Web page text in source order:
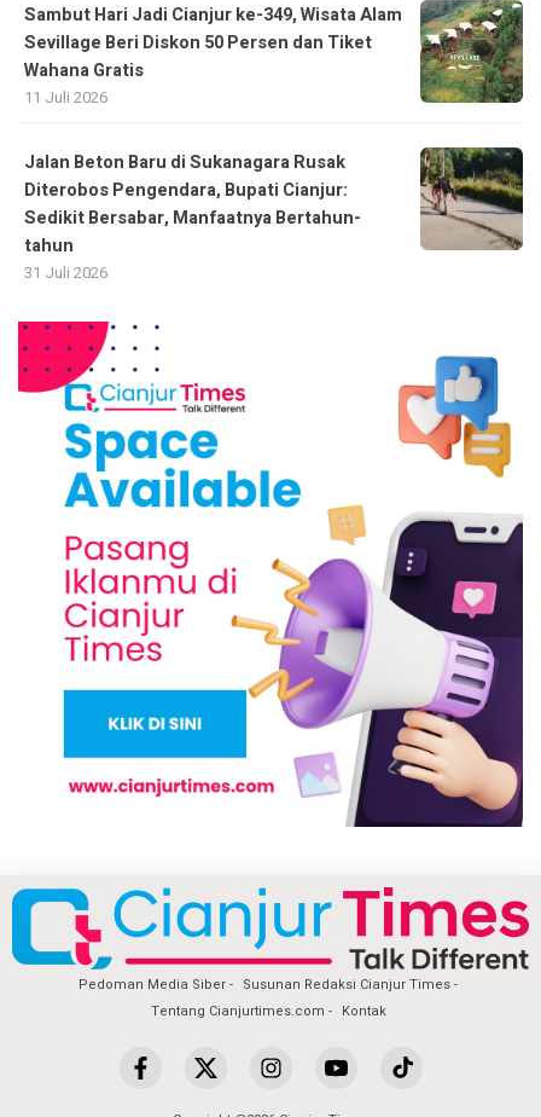
Sambut Hari Jadi Cianjur ke-349, Wisata Alam
Sevillage Beri Diskon 50 Persen dan Tiket
Wahana Gratis
11 Juli 2026
Jalan Beton Baru di Sukanagara Rusak
Diterobos Pengendara, Bupati Cianjur:
Sedikit Bersabar, Manfaatnya Bertahun-
tahun
31 Juli 2026
Pedoman Media Siber
Susunan Redaksi Cianjur Times
Tentang Cianjurtimes.com
Kontak